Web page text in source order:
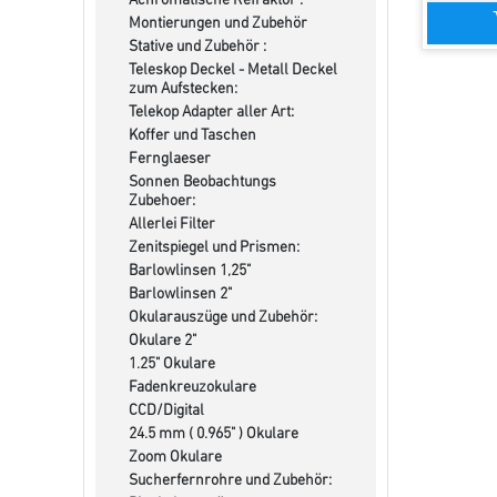
Montierungen und Zubehör
Stative und Zubehör :
Teleskop Deckel - Metall Deckel
zum Aufstecken:
Telekop Adapter aller Art:
Koffer und Taschen
Fernglaeser
Sonnen Beobachtungs
Zubehoer:
Allerlei Filter
Zenitspiegel und Prismen:
Barlowlinsen 1,25"
Barlowlinsen 2"
Okularauszüge und Zubehör:
Okulare 2"
1.25" Okulare
Fadenkreuzokulare
CCD/Digital
24.5 mm ( 0.965" ) Okulare
Zoom Okulare
Sucherfernrohre und Zubehör: